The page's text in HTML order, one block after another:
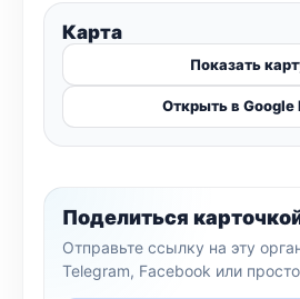
Карта
Показать
Открыть в Google
Поделиться
Отправьте ссылку на эту
Telegram, Facebook или